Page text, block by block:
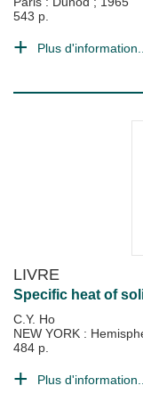
543 p.
Plus d'information...
LIVRE
Specific heat of
C.Y. Ho
NEW YORK :
484 p.
Plus d'information...